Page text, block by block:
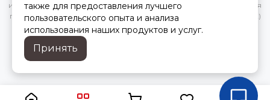
информационный характер и ни при каких условиях не является
публичной офертой, определяемой положениями Статьи 437(2)
Гражданского кодекса РФ.
также для предоставления лучшего
пользовательского опыта и анализа
использования наших продуктов и услуг.
Принять